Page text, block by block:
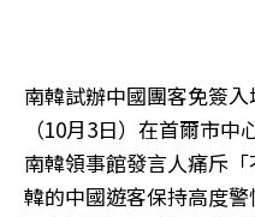
南韓試辦中國團客免簽
（10月3日）在首爾市
南韓領事館發言人痛斥
韓的中國遊客保持高度